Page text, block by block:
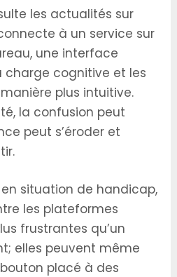
les actualités sur
à un service sur
une interface
charge cognitive et les
plus intuitive.
la confusion peut
peut s’éroder et
situation de handicap,
les plateformes
frustrantes qu’un
elles peuvent même
placé à des